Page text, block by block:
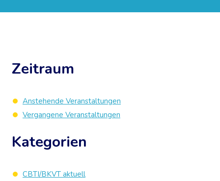
Zeitraum
Anstehende Veranstaltungen
Vergangene Veranstaltungen
Kategorien
CBTI/BKVT aktuell